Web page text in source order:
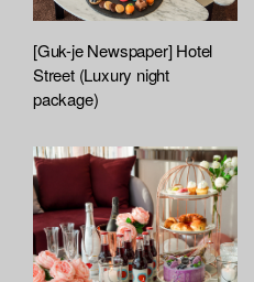
[Guk-je Newspaper] Hotel
Street (Luxury night
package)